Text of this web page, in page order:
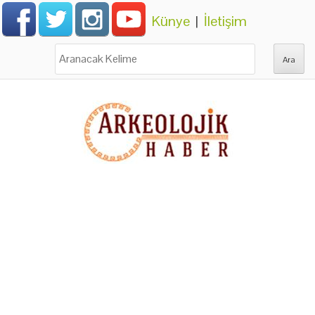
Künye | İletişim